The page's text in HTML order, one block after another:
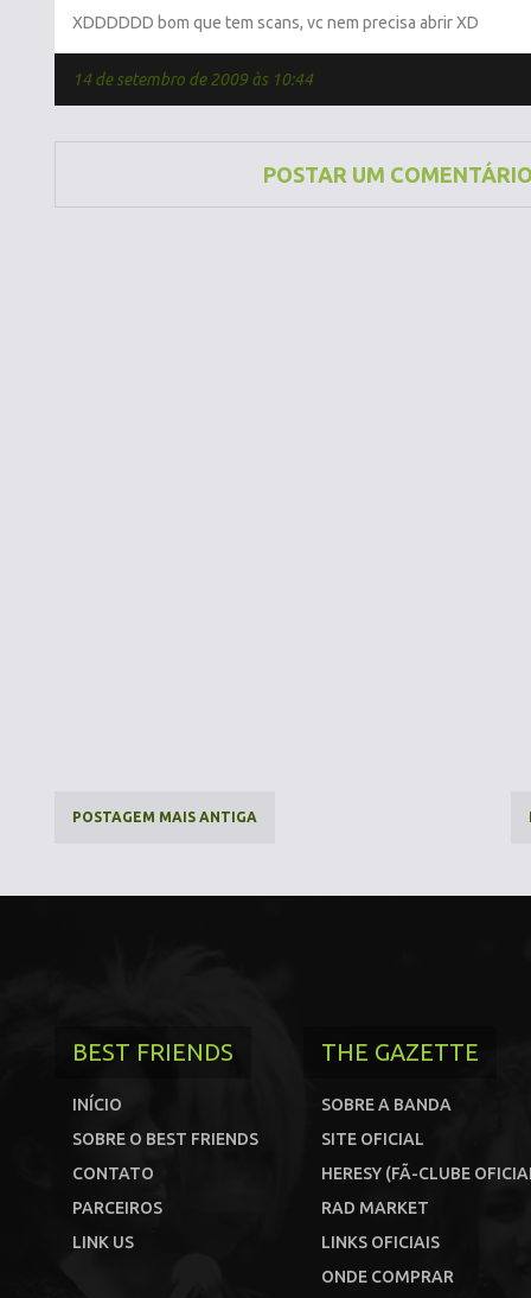
XDDDDDD bom que tem scans, vc nem precisa abrir XD
14 de setembro de 2009 às 10:44
POSTAR UM
POSTAGEM MAIS ANTIGA
BEST FRIENDS
INÍCIO
SOBRE O BEST FRIENDS
CONTATO
PARCEIROS
LINK US
THE GAZETTE
SOBRE A BANDA
SITE OFICIAL
HERESY (FÃ-CLUBE
RAD MARKET
LINKS OFICIAIS
ONDE COMPRAR